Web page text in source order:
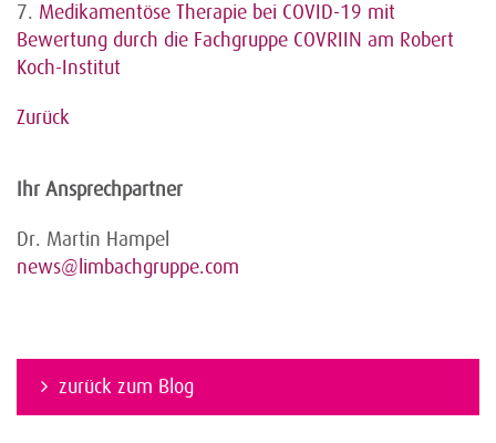
7. Medikamentöse Therapie bei COVID-19 mit
Bewertung durch die Fachgruppe COVRIIN am Robert
Koch-Institut
Zurück
Ihr Ansprechpartner
Dr. Martin Hampel
news@limbachgruppe.com
zurück zum Blog